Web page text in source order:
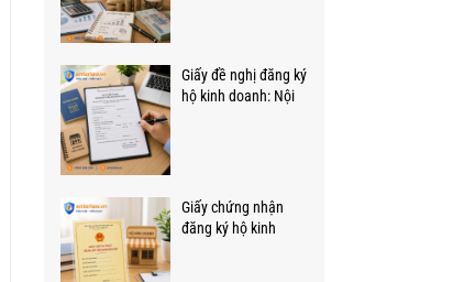
Giấy đề nghị đăng ký
hộ kinh doanh: Nội
Giấy chứng nhận
đăng ký hộ kinh